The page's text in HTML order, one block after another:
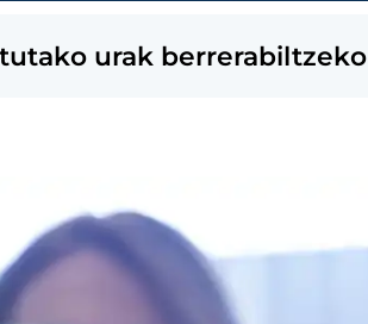
urak berrerabiltzeko